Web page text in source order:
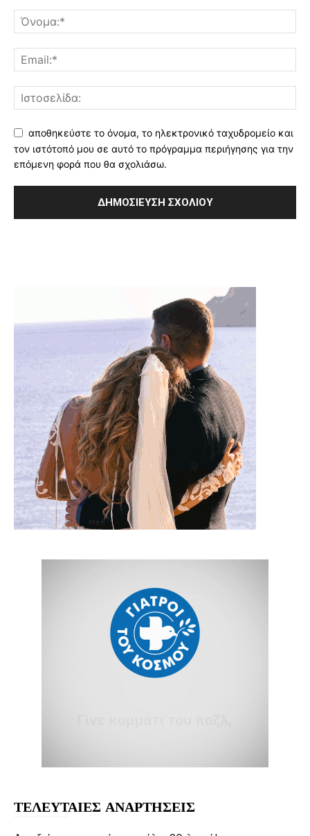
αποθηκεύστε το όνομα, το ηλεκτρονικό ταχυδρομείο και
τον ιστότοπό μου σε αυτό το πρόγραμμα περιήγησης για την
επόμενη φορά που θα σχολιάσω.
ΤΕΛΕΥΤΑΙΕΣ ΑΝΑΡΤΗΣΕΙΣ